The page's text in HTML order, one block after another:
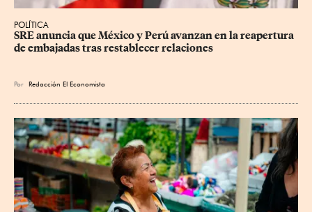
POLÍTICA
SRE anuncia que México y Perú avanzan en la reapertura
de embajadas tras restablecer relaciones
Por Redacción El Economista